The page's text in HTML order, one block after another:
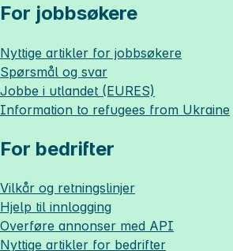
For jobbsøkere
Nyttige artikler for jobbsøkere
Spørsmål og svar
Jobbe i utlandet (EURES)
Information to refugees from Ukraine
For bedrifter
Vilkår og retningslinjer
Hjelp til innlogging
Overføre annonser med API
Nyttige artikler for bedrifter